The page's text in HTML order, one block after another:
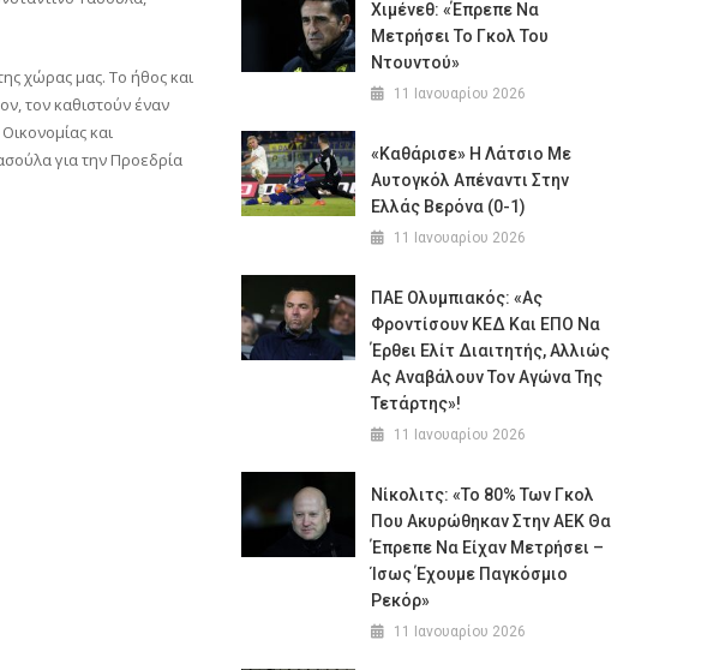
χώρας μας. Το ήθος και
τον καθιστούν έναν
και
για την Προεδρία
Χιμένεθ: «Έπρεπε Να
Μετρήσει Το Γκολ Του
Ντουντού»
11 Ιανουαρίου 2026
«Καθάρισε» Η Λάτσιο Με
Αυτογκόλ Απέναντι Στην
Ελλάς Βερόνα (0-1)
11 Ιανουαρίου 2026
ΠΑΕ Ολυμπιακός: «Ας
Φροντίσουν ΚΕΔ Και ΕΠΟ Να
Έρθει Ελίτ Διαιτητής, Αλλιώς
Ας Αναβάλουν Τον Αγώνα Της
Τετάρτης»!
11 Ιανουαρίου 2026
Νίκολιτς: «Το 80% Των Γκολ
Που Ακυρώθηκαν Στην ΑΕΚ Θα
Έπρεπε Να Είχαν Μετρήσει –
Ίσως Έχουμε Παγκόσμιο
Ρεκόρ»
11 Ιανουαρίου 2026